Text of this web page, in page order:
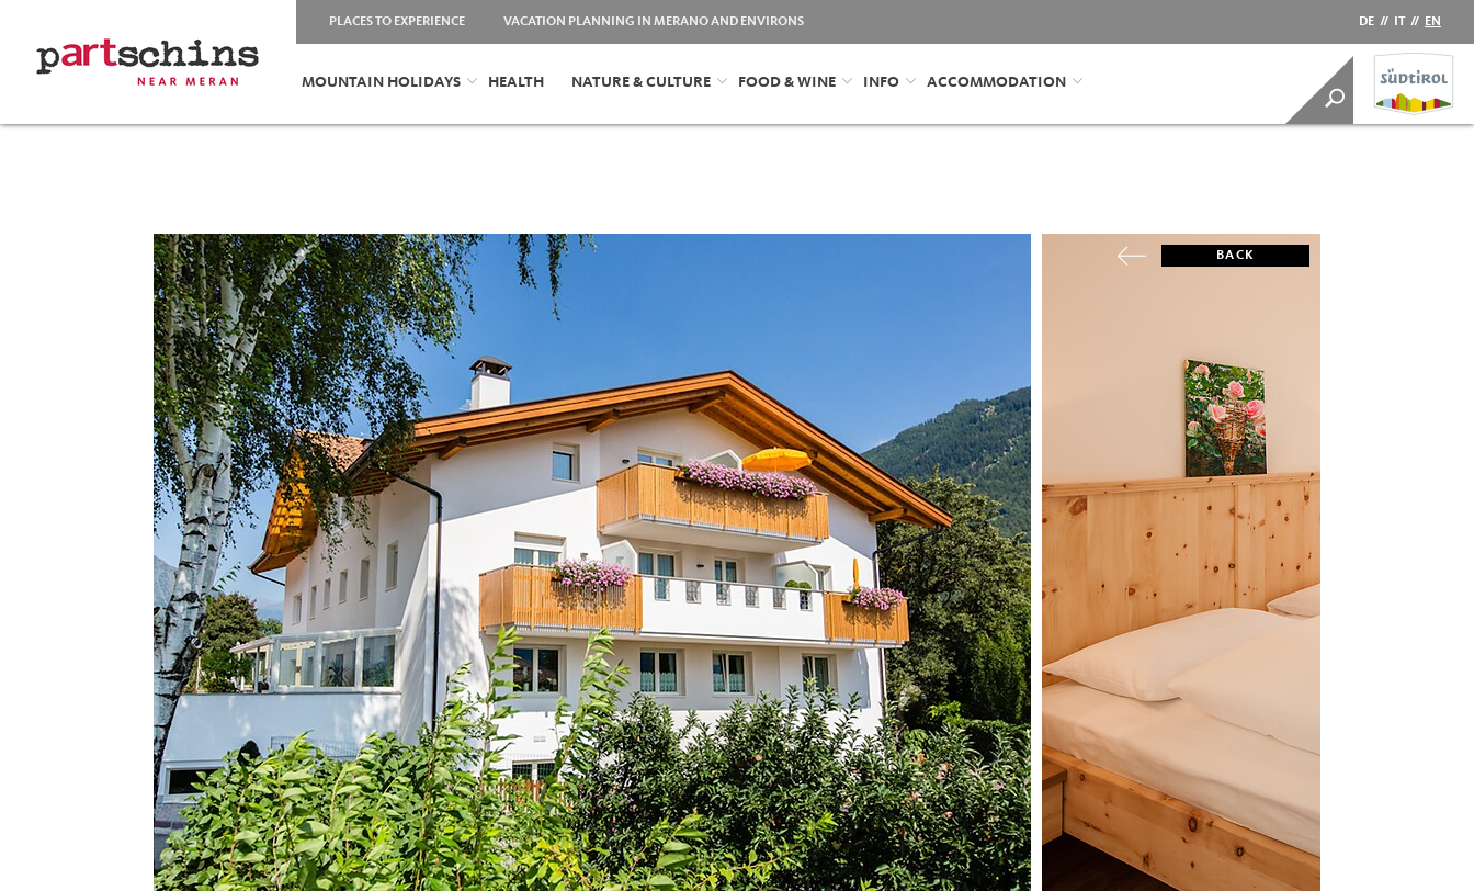
PLACES TO EXPERIENCE VACATION PLANNING IN MERANO AND ENVIRONS DE // IT // EN
MOUNTAIN HOLIDAYS HEALTH NATURE & CULTURE FOOD & WINE INFO ACCOMMODATION
BACK